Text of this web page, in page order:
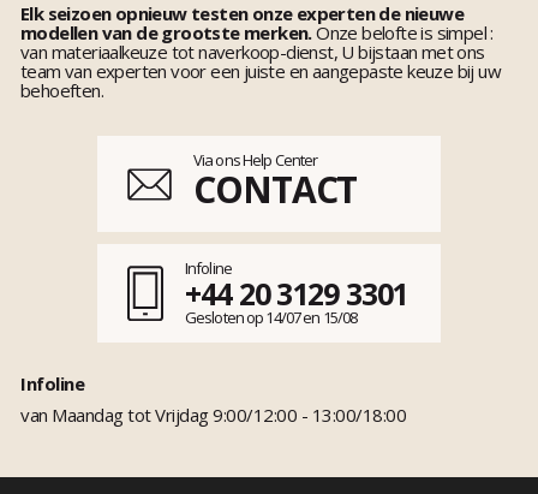
Elk seizoen opnieuw testen onze experten de nieuwe
modellen van de grootste merken.Onze belofte is simpel :
van materiaalkeuze tot naverkoop-dienst, U bijstaan met ons
team van experten voor een juiste en aangepaste keuze bij uw
behoeften.
Via ons Help Center
CONTACT
Infoline
+44 20 3129 3301
Gesloten op 14/07 en 15/08
Infoline
van Maandag tot Vrijdag 9:00/12:00 - 13:00/18:00